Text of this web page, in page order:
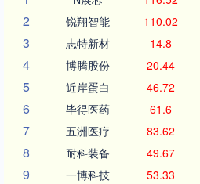
2 锐翔智能 110.02
3 志特新材 14.8
4 博腾股份 20.44
5 近岸蛋白 46.72
6 毕得医药 61.6
7 五洲医疗 83.62
8 耐科装备 49.67
9 一博科技 53.33